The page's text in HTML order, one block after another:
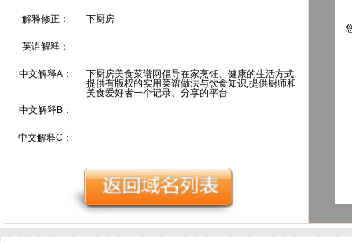
解释修正： 下厨房
英语解释：
中文解释A：
下厨房美食菜谱网倡导在家烹饪、健康的生活方式,
提供有版权的实用菜谱做法与饮食知识,提供厨师和
美食爱好者一个记录、分享的平台
中文解释B：
中文解释C：